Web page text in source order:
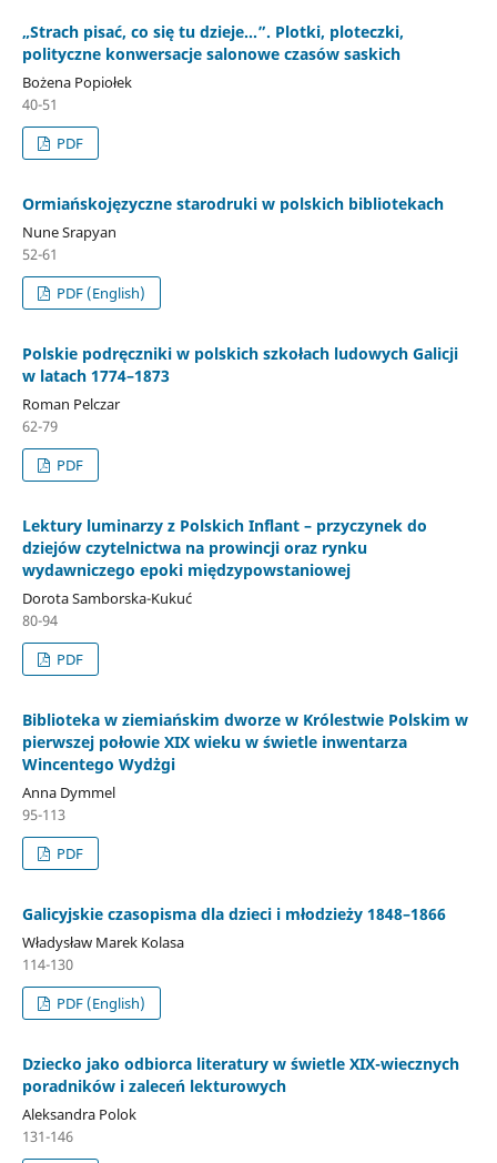
„Strach pisać, co się tu dzieje…”. Plotki, ploteczki,
polityczne konwersacje salonowe czasów saskich
Bożena Popiołek
40-51
PDF
Ormiańskojęzyczne starodruki w polskich bibliotekach
Nune Srapyan
52-61
PDF (English)
Polskie podręczniki w polskich szkołach ludowych Galicji
w latach 1774–1873
Roman Pelczar
62-79
PDF
Lektury luminarzy z Polskich Inflant – przyczynek do
dziejów czytelnictwa na prowincji oraz rynku
wydawniczego epoki międzypowstaniowej
Dorota Samborska-Kukuć
80-94
PDF
Biblioteka w ziemiańskim dworze w Królestwie Polskim w
pierwszej połowie XIX wieku w świetle inwentarza
Wincentego Wydżgi
Anna Dymmel
95-113
PDF
Galicyjskie czasopisma dla dzieci i młodzieży 1848–1866
Władysław Marek Kolasa
114-130
PDF (English)
Dziecko jako odbiorca literatury w świetle XIX-wiecznych
poradników i zaleceń lekturowych
Aleksandra Polok
131-146